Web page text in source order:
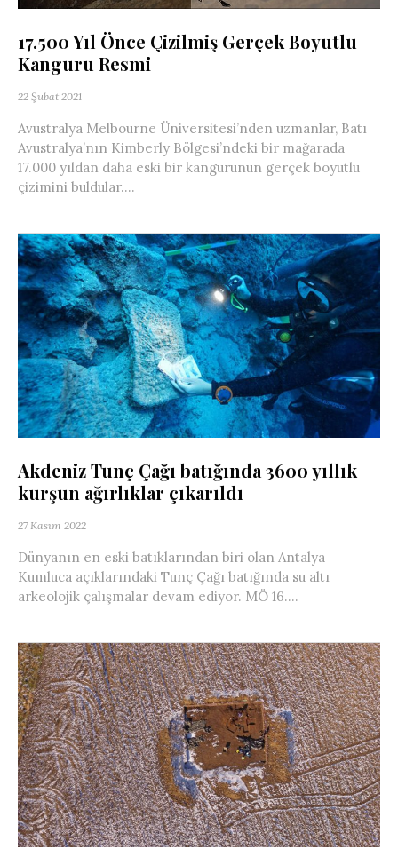
17.500 Yıl Önce Çizilmiş Gerçek Boyutlu
Kanguru Resmi
22 Şubat 2021
Avustralya Melbourne Üniversitesi’nden uzmanlar, Batı
Avustralya’nın Kimberly Bölgesi’ndeki bir mağarada
17.000 yıldan daha eski bir kangurunun gerçek boyutlu
çizimini buldular....
Akdeniz Tunç Çağı batığında 3600 yıllık
kurşun ağırlıklar çıkarıldı
27 Kasım 2022
Dünyanın en eski batıklarından biri olan Antalya
Kumluca açıklarındaki Tunç Çağı batığında su altı
arkeolojik çalışmalar devam ediyor. MÖ 16....